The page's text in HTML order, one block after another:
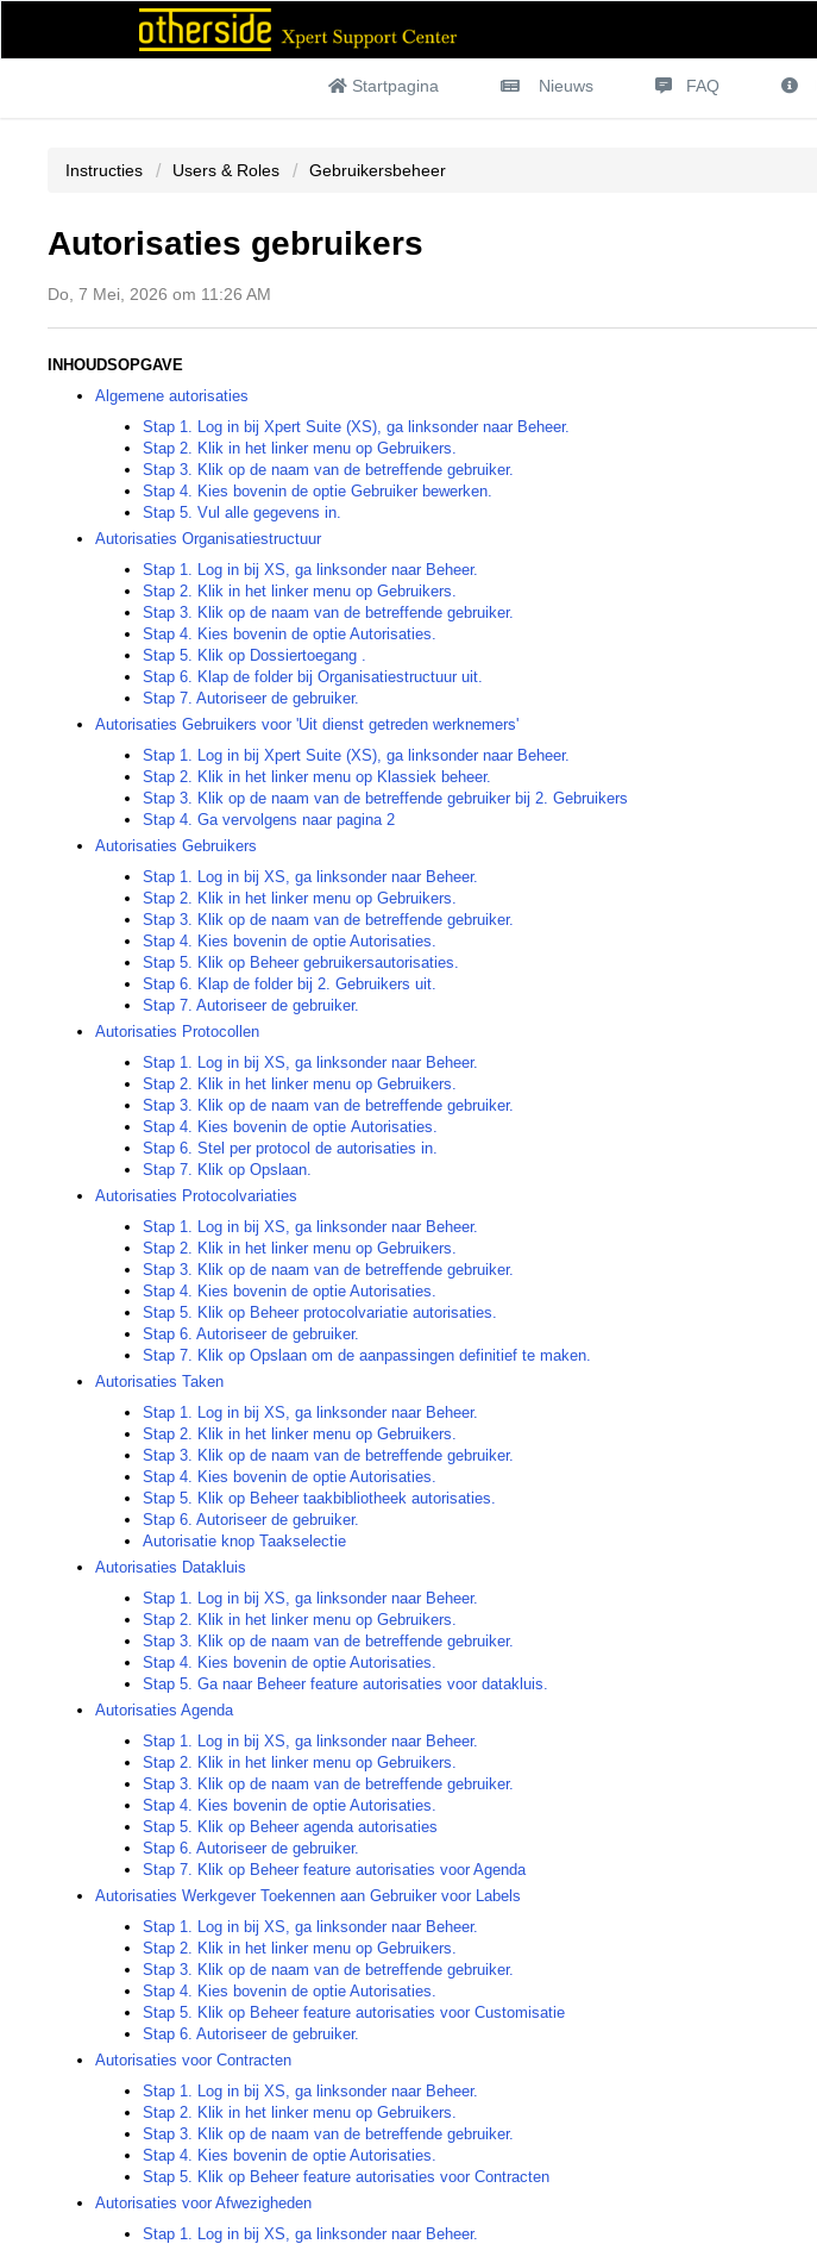
Startpagina Nieuws FAQ
Instructies Users & Roles Gebruikersbeheer
Autorisaties gebruikers
Do, 7 Mei, 2026 om 11:26 AM
INHOUDSOPGAVE
Algemene autorisaties
Stap 1. Log in bij Xpert Suite (XS), ga linksonder naar Beheer.
Stap 2. Klik in het linker menu op Gebruikers.
Stap 3. Klik op de naam van de betreffende gebruiker.
Stap 4. Kies bovenin de optie Gebruiker bewerken.
Stap 5. Vul alle gegevens in.
Autorisaties Organisatiestructuur
Stap 1. Log in bij XS, ga linksonder naar Beheer.
Stap 2. Klik in het linker menu op Gebruikers.
Stap 3. Klik op de naam van de betreffende gebruiker.
Stap 4. Kies bovenin de optie Autorisaties.
Stap 5. Klik op Dossiertoegang .
Stap 6. Klap de folder bij Organisatiestructuur uit.
Stap 7. Autoriseer de gebruiker.
Autorisaties Gebruikers voor 'Uit dienst getreden werknemers'
Stap 1. Log in bij Xpert Suite (XS), ga linksonder naar Beheer.
Stap 2. Klik in het linker menu op Klassiek beheer.
Stap 3. Klik op de naam van de betreffende gebruiker bij 2. Gebruikers
Stap 4. Ga vervolgens naar pagina 2
Autorisaties Gebruikers
Stap 1. Log in bij XS, ga linksonder naar Beheer.
Stap 2. Klik in het linker menu op Gebruikers.
Stap 3. Klik op de naam van de betreffende gebruiker.
Stap 4. Kies bovenin de optie Autorisaties.
Stap 5. Klik op Beheer gebruikersautorisaties.
Stap 6. Klap de folder bij 2. Gebruikers uit.
Stap 7. Autoriseer de gebruiker.
Autorisaties Protocollen
Stap 1. Log in bij XS, ga linksonder naar Beheer.
Stap 2. Klik in het linker menu op Gebruikers.
Stap 3. Klik op de naam van de betreffende gebruiker.
Stap 4. Kies bovenin de optie Autorisaties.
Stap 6. Stel per protocol de autorisaties in.
Stap 7. Klik op Opslaan.
Autorisaties Protocolvariaties
Stap 1. Log in bij XS, ga linksonder naar Beheer.
Stap 2. Klik in het linker menu op Gebruikers.
Stap 3. Klik op de naam van de betreffende gebruiker.
Stap 4. Kies bovenin de optie Autorisaties.
Stap 5. Klik op Beheer protocolvariatie autorisaties.
Stap 6. Autoriseer de gebruiker.
Stap 7. Klik op Opslaan om de aanpassingen definitief te maken.
Autorisaties Taken
Stap 1. Log in bij XS, ga linksonder naar Beheer.
Stap 2. Klik in het linker menu op Gebruikers.
Stap 3. Klik op de naam van de betreffende gebruiker.
Stap 4. Kies bovenin de optie Autorisaties.
Stap 5. Klik op Beheer taakbibliotheek autorisaties.
Stap 6. Autoriseer de gebruiker.
Autorisatie knop Taakselectie
Autorisaties Datakluis
Stap 1. Log in bij XS, ga linksonder naar Beheer.
Stap 2. Klik in het linker menu op Gebruikers.
Stap 3. Klik op de naam van de betreffende gebruiker.
Stap 4. Kies bovenin de optie Autorisaties.
Stap 5. Ga naar Beheer feature autorisaties voor datakluis.
Autorisaties Agenda
Stap 1. Log in bij XS, ga linksonder naar Beheer.
Stap 2. Klik in het linker menu op Gebruikers.
Stap 3. Klik op de naam van de betreffende gebruiker.
Stap 4. Kies bovenin de optie Autorisaties.
Stap 5. Klik op Beheer agenda autorisaties
Stap 6. Autoriseer de gebruiker.
Stap 7. Klik op Beheer feature autorisaties voor Agenda
Autorisaties Werkgever Toekennen aan Gebruiker voor Labels
Stap 1. Log in bij XS, ga linksonder naar Beheer.
Stap 2. Klik in het linker menu op Gebruikers.
Stap 3. Klik op de naam van de betreffende gebruiker.
Stap 4. Kies bovenin de optie Autorisaties.
Stap 5. Klik op Beheer feature autorisaties voor Customisatie
Stap 6. Autoriseer de gebruiker.
Autorisaties voor Contracten
Stap 1. Log in bij XS, ga linksonder naar Beheer.
Stap 2. Klik in het linker menu op Gebruikers.
Stap 3. Klik op de naam van de betreffende gebruiker.
Stap 4. Kies bovenin de optie Autorisaties.
Stap 5. Klik op Beheer feature autorisaties voor Contracten
Autorisaties voor Afwezigheden
Stap 1. Log in bij XS, ga linksonder naar Beheer.